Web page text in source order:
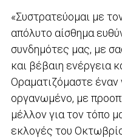
«Συστρατεύομαι με
απόλυτο αίσθημα
συνδημότες μας, με
και βέβαιη ενέργεια
Οραματιζόμαστε
οργανωμένο, με
μέλλον για τον τόπο
εκλογές του